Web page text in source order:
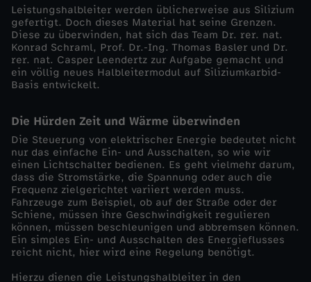
r
e
i
s
-
P
o
w
Leistungshalbleiter werden üblicherweise aus Silizium
gefertigt. Doch dieses Material hat seine Grenzen.
Diese zu überwinden, hat sich das Team Dr. rer. nat.
Konrad Schraml, Prof. Dr.-Ing. Thomas Basler und Dr.
rer. nat. Casper Leendertz zur Aufgabe gemacht und
ein völlig neues Halbleitermodul auf Siliziumkarbid-
Basis entwickelt.
Die Hürden Zeit und Wärme überwinden
Die Steuerung von elektrischer Energie bedeutet nicht
nur das einfache Ein- und Ausschalten, so wie wir
einen Lichtschalter bedienen. Es geht vielmehr darum,
dass die Stromstärke, die Spannung oder auch die
Frequenz zielgerichtet variiert werden muss.
Fahrzeuge zum Beispiel, ob auf der Straße oder der
Schiene, müssen ihre Geschwindigkeit regulieren
können, müssen beschleunigen und abbremsen können.
Ein simples Ein- und Ausschalten des Energieflusses
reicht nicht, hier wird eine Regelung benötigt.
Hierzu dienen die Leistungshalbleiter in den